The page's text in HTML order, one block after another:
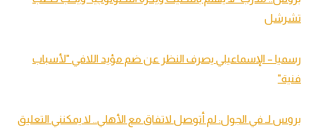
تشرشل
رسميا – الإسماعيلي يصرف النظر عن ضم مؤيد اللافي "لأسباب
فنية"
بروس لـ في الجول: لم أتوصل لاتفاق مع الأهلي.. لا يمكنني التعليق